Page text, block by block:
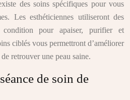
des soins spécifiques pour vous
Les esthéticiennes utiliseront des
pour apaiser, purifier et
ciblés vous permettront d’améliorer
retrouver une peau saine.
de soin de